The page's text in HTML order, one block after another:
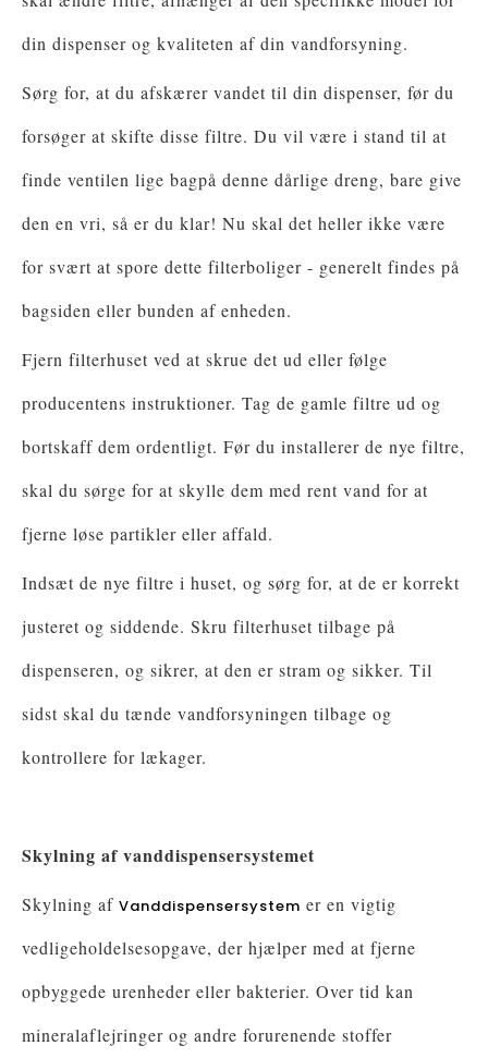
din dispenser og kvaliteten af ​​din vandforsyning.
Sørg for, at du afskærer vandet til din dispenser, før du
forsøger at skifte disse filtre. Du vil være i stand til at
finde ventilen lige bagpå denne dårlige dreng, bare give
den en vri, så er du klar! Nu skal det heller ikke være
for svært at spore dette filterboliger - generelt findes på
bagsiden eller bunden af ​​enheden.
Fjern filterhuset ved at skrue det ud eller følge
producentens instruktioner. Tag de gamle filtre ud og
bortskaff dem ordentligt. Før du installerer de nye filtre,
skal du sørge for at skylle dem med rent vand for at
fjerne løse partikler eller affald.
Indsæt de nye filtre i huset, og sørg for, at de er korrekt
justeret og siddende. Skru filterhuset tilbage på
dispenseren, og sikrer, at den er stram og sikker. Til
sidst skal du tænde vandforsyningen tilbage og
kontrollere for lækager.
Skylning af vanddispensersystemet
Skylning af Vanddispensersystem er en vigtig
vedligeholdelsesopgave, der hjælper med at fjerne
opbyggede urenheder eller bakterier. Over tid kan
mineralaflejringer og andre forurenende stoffer